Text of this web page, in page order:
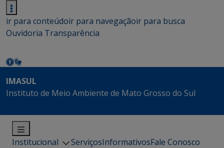
ir para conteúdoir para navegaçãoir para busca
Ouvidoria Transparência
IMASUL
Instituto de Meio Ambiente de Mato Grosso do Sul
Institucional ServiçosInformativosFale Conosco